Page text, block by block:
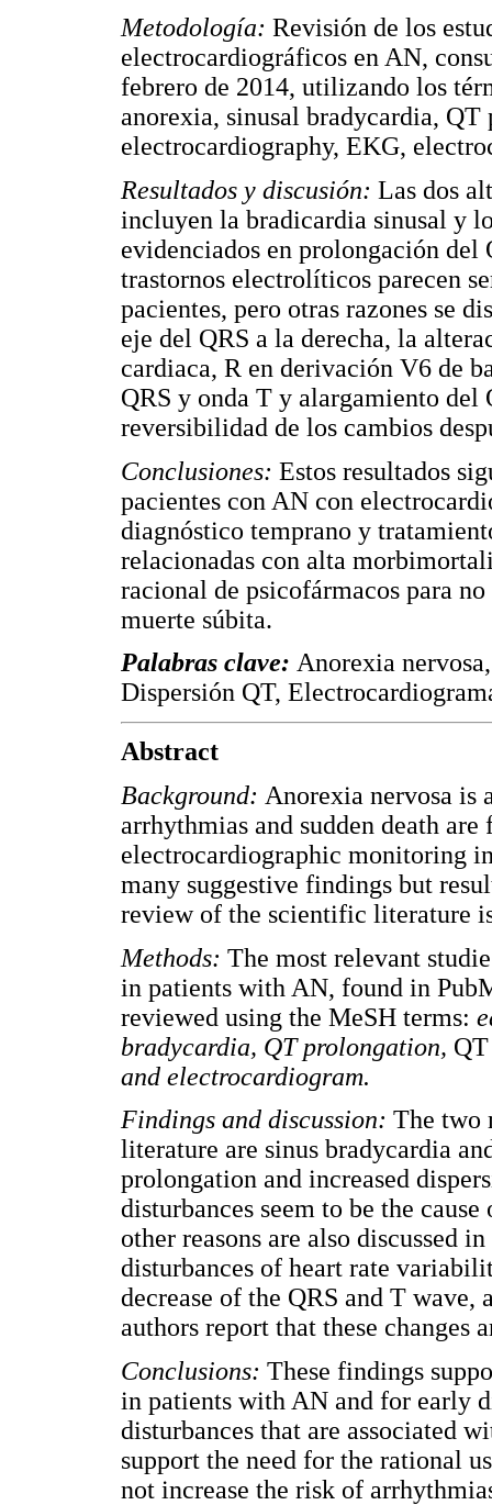
Metodología: Revisión de los
electrocardiográficos en AN,
febrero de 2014, utilizando los
anorexia, sinusal bradycardia,
electrocardiography, EKG,
Resultados y discusión: Las dos
incluyen la bradicardia sinusal y
evidenciados en prolongación del
trastornos electrolíticos parecen
pacientes, pero otras razones se
eje del QRS a la derecha, la
cardiaca, R en derivación V6 de
QRS y onda T y alargamiento del
reversibilidad de los cambios
Conclusiones: Estos resultados
pacientes con AN con
diagnóstico temprano y
relacionadas con alta
racional de psicofármacos para
muerte súbita.
Palabras clave: Anorexia
Dispersión QT,
Abstract
Background: Anorexia nervosa is
arrhythmias and sudden death
electrocardiographic monitoring
many suggestive findings but
review of the scientific literature
Methods: The most relevant
in patients with AN, found in
reviewed using the MeSH terms:
bradycardia, QT prolongation,
and electrocardiogram.
Findings and discussion: The two
literature are sinus bradycardia
prolongation and increased
disturbances seem to be the
other reasons are also discussed
disturbances of heart rate
decrease of the QRS and T
authors report that these changes
Conclusions: These findings
in patients with AN and for early
disturbances that are associated
support the need for the rational
not increase the risk of